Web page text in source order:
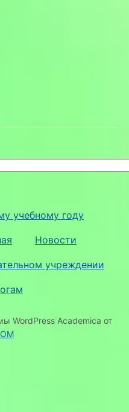
учебному году
Новости
учреждении
WordPress Academica от